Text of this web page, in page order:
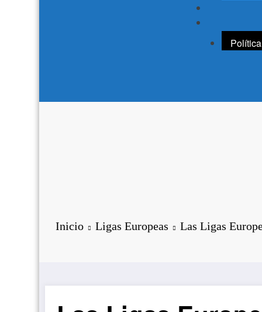
Inicio Ligas Europeas Las Ligas